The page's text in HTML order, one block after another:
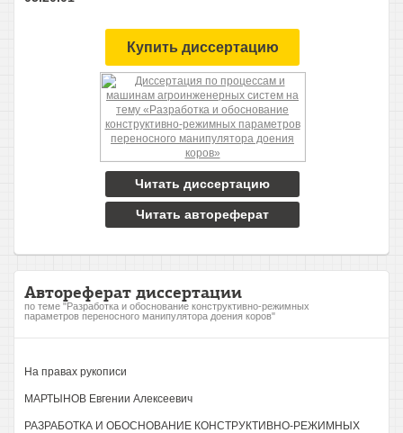
Купить диссертацию
Читать диссертацию
Читать автореферат
Автореферат диссертации
по теме "Разработка и обоснование конструктивно-режимных
параметров переносного манипулятора доения коров"
На правах рукописи
МАРТЫНОВ Евгении Алексеевич
РАЗРАБОТКА И ОБОСНОВАНИЕ КОНСТРУКТИВНО-РЕЖИМНЫХ